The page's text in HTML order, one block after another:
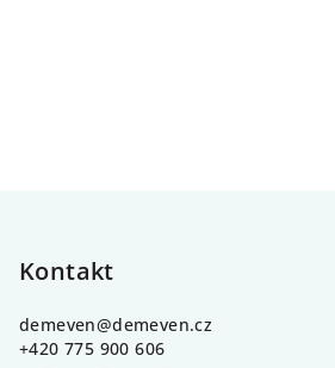
Kontakt
demeven@demeven.cz
+420 775 900 606